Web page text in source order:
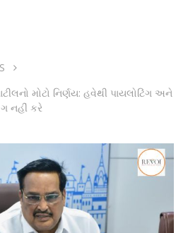
મોટો નિર્ણય: હવેથી પાયલોટિંગ અને
નહીં કરે